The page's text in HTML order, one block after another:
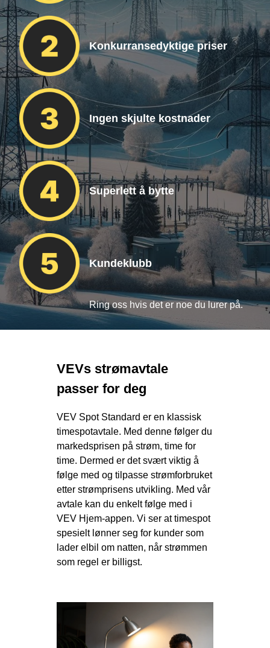
Konkurransedyktige priser
Ingen skjulte kostnader
Superlett å bytte
Kundeklubb
Ring oss hvis det er noe du lurer på.
VEVs strømavtale
passer for deg
VEV Spot Standard er en klassisk
timespotavtale. Med denne følger du
markedsprisen på strøm, time for
time. Dermed er det svært viktig å
følge med og tilpasse strømforbruket
etter strømprisens utvikling. Med vår
avtale kan du enkelt følge med i
VEV Hjem-appen. Vi ser at timespot
spesielt lønner seg for kunder som
lader elbil om natten, når strømmen
som regel er billigst.